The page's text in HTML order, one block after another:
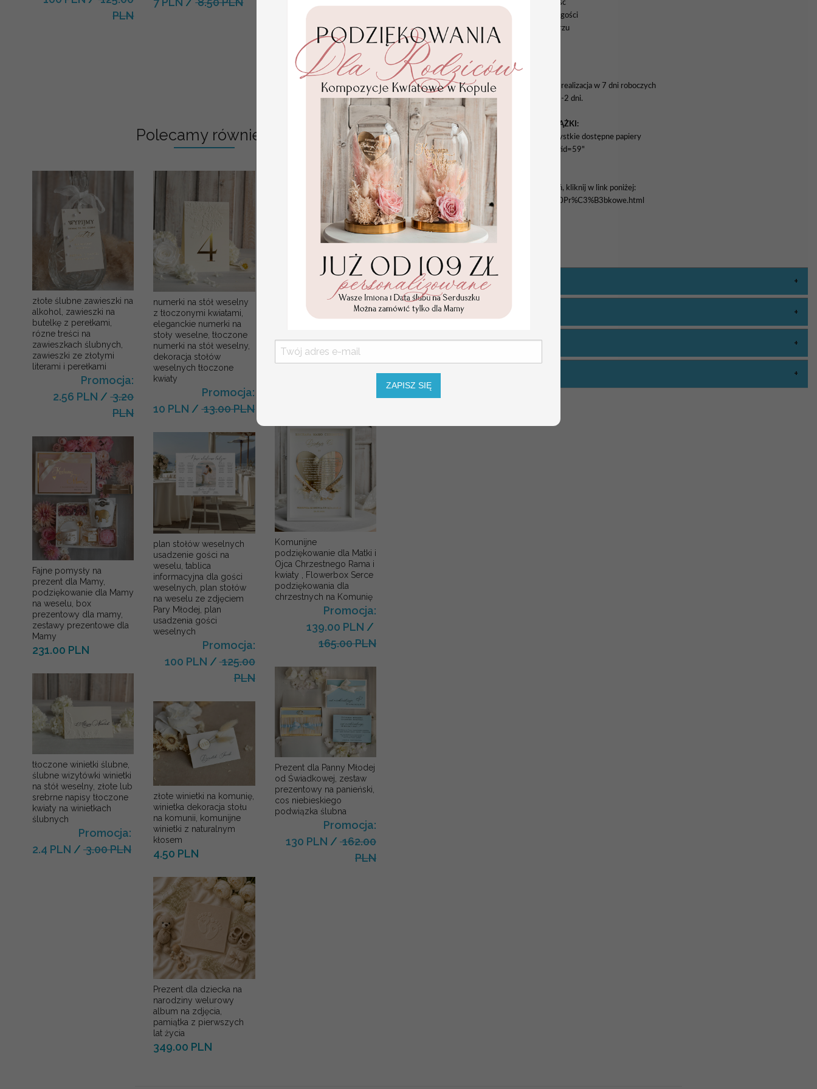
PLN
na stół weselny
Promocja:
2 PLN/2.50 PLN
Polecamy również:
złote ślubne zawieszki na
alkohol, zawieszki na
butelkę z perełkami,
rózne treści na
zawieszkach ślubnych,
zawieszki ze złotymi
literami i perełkami
Promocja:
2.56 PLN /3.20
PLN
Fajne pomysły na
prezent dla Mamy,
podziękowanie dla Mamy
na weselu, box
prezentowy dla mamy,
zestawy prezentowe dla
Mamy
231.00 PLN
tłoczone winietki ślubne,
ślubne wizytówki winietki
na stół weselny, złote lub
srebrne napisy tłoczone
kwiaty na winietkach
ślubnych
Promocja:
2.4 PLN / 3.00 PLN
numerki na stół weselny
z tłoczonymi kwiatami,
eleganckie numerki na
stoły weselne, tłoczone
numerki na stół weselny,
dekoracja stołów
weselnych tłoczone
kwiaty
Promocja:
10 PLN /13.00 PLN
plan stołów weselnych
usadzenie gości na
weselu, tablica
informacyjna dla gości
weselnych, plan stołów
na weselu ze zdjęciem
Pary Młodej, plan
usadzenia gości
weselnych
Promocja:
100 PLN /125.00
PLN
złote winietki na komunię,
winietka dekoracja stołu
na komunii, komunijne
winietki z naturalnym
kłosem
4.50 PLN
Prezent dla dziecka na
narodziny welurowy
album na zdjęcia,
pamiątka z pierwszych
lat życia
349.00 PLN
Statuetka pamiątka
Pierwszej Komunii w
pudełku,
opakowanie na pieniądze
Promocja:
Komunijne
podziękowanie dla Matki i
Ojca Chrzestnego Rama i
kwiaty , Flowerbox Serce
podziękowania dla
chrzestnych na Komunię
Promocja:
139.00 PLN /
165.00 PLN
Prezent dla Panny Młodej
od Świadkowej, zestaw
prezentowy na panieński,
cos niebieskiego
podwiązka ślubna
Promocja:
130 PLN / 162.00
PLN
6cm wysokość 9 cm szerokość
winietka z nadrukiem danych gości
Lista gości:
proszę dołączyć w formularzu
Minimalna ilość: 20 sztuk
USŁUGA EKSPRESSOWA:
Dopłata 40% do wartości zamówienia i realizacja w 7 dni roboczych
od potwierdzenia proejktu + dostawa 1-2 dni.
ZOBACZ DOSTĘPNE PAPIERY I WSTĄŻKI:
Kliknij w link poniżej aby zobaczyć wszystkie dostępne papiery
http://decoris.pl/index.php?p=tmenu&tid=59"
PRÓBKI:
Aby zamówić próbki naszych zaproszeń, kliknij w link poniżej:
http://decoris.pl/c/0/459/Zestawy%20Pr%C3%B3bkowe.html
KOLOR OKŁADKI
KOLOR SZNURKA
OPCJE WINIETKI
SZNUREK
ZAPISZ SIĘ